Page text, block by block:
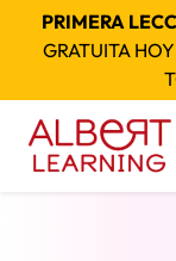
PRIMERA
GRATUITA